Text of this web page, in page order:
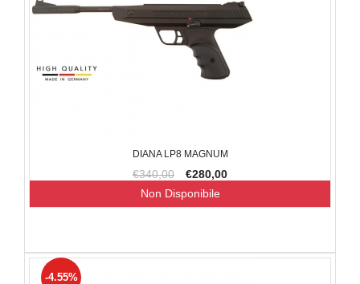
DIANA LP8 MAGNUM
€340,00 €280,00
Non Disponibile
-4.55%